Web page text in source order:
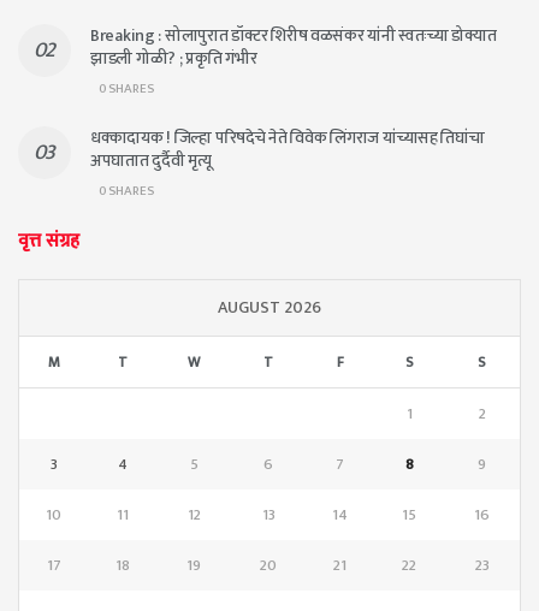
Breaking : सोलापुरात डॉक्टर शिरीष वळसंकर यांनी स्वतःच्या डोक्यात
झाडली गोळी? ; प्रकृति गंभीर
0 SHARES
धक्कादायक ! जिल्हा परिषदेचे नेते विवेक लिंगराज यांच्यासह तिघांचा
अपघातात दुर्दैवी मृत्यू
0 SHARES
वृत्त संग्रह
AUGUST 2026
M T W T F S S
1
2
3
4 5 6 7 8
9
10
11 12 13 14 15
16
17
18 19 20 21 22
23